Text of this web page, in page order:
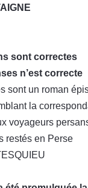
sont correctes
n’est correcte
sont un roman
la
voyageurs
restés en Perse